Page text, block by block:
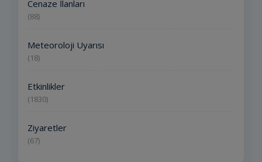
Cenaze İlanları
(88)
Meteoroloji Uyarısı
(18)
Etkinlikler
(1830)
Ziyaretler
(67)